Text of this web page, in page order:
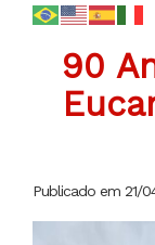
90
Publicado em 21/